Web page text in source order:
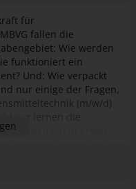
für
fallen die
Wie werden
funktioniert ein
Und: Wie verpackt
nur einige der Fragen,
(m/w/d)
w/d) dazu in erster
Werkstatt sind
UND FAKTEN ZUR